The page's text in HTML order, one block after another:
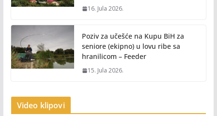
16. Jula 2026.
Poziv za učešće na Kupu BiH za
seniore (ekipno) u lovu ribe sa
hranilicom – Feeder
15. Jula 2026.
Video klipovi